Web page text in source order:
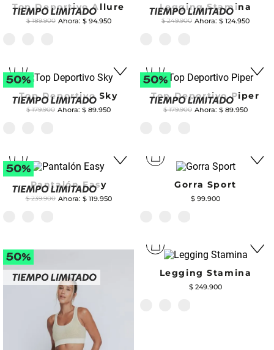
Top Deportivo Allure
$ 189.900 $ 94.950
Legging Stamina
$ 249.900 $ 124.950
Top Deportivo Sky
$ 179.900 $ 89.950
Top Deportivo Piper
$ 179.900 $ 89.950
Pantalón Easy
$ 239.900 $ 119.950
Gorra Sport
$ 99.900
Legging Stamina
$ 249.900